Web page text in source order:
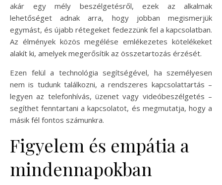
akár egy mély beszélgetésről, ezek az alkalmak
lehetőséget adnak arra, hogy jobban megismerjük
egymást, és újabb rétegeket fedezzünk fel a kapcsolatban.
Az élmények közös megélése emlékezetes kötelékeket
alakít ki, amelyek megerősítik az összetartozás érzését.
Ezen felül a technológia segítségével, ha személyesen
nem is tudunk találkozni, a rendszeres kapcsolattartás –
legyen az telefonhívás, üzenet vagy videóbeszélgetés –
segíthet fenntartani a kapcsolatot, és megmutatja, hogy a
másik fél fontos számunkra.
Figyelem és empátia a
mindennapokban